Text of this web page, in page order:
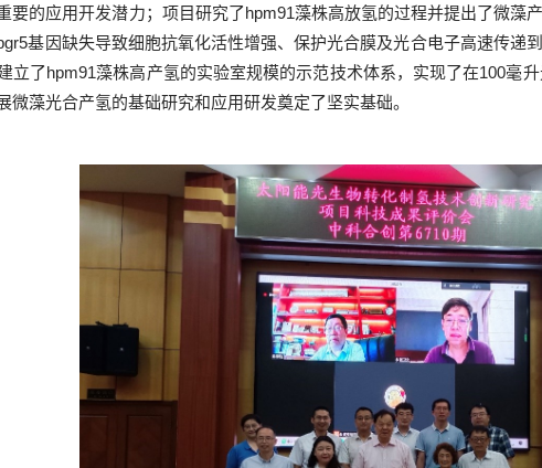
要的应用开发潜力；项目研究了hpm91藻株高放氢的过程并提出了微藻
基因缺失导致细胞抗氧化活性增强、保护光合膜及光合电子高速传递
立了hpm91藻株高产氢的实验室规模的示范技术体系，实现了在100毫
微藻光合产氢的基础研究和应用研发奠定了坚实基础。